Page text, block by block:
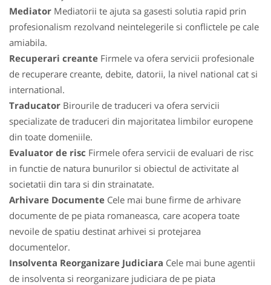
Mediator Mediatorii te ajuta sa gasesti solutia rapid prin
profesionalism rezolvand neintelegerile si conflictele pe cale
amiabila.
Recuperari creante Firmele va ofera servicii profesionale
de recuperare creante, debite, datorii, la nivel national cat si
international.
Traducator Birourile de traduceri va ofera servicii
specializate de traduceri din majoritatea limbilor europene
din toate domeniile.
Evaluator de risc Firmele ofera servicii de evaluari de risc
in functie de natura bunurilor si obiectul de activitate al
societatii din tara si din strainatate.
Arhivare Documente Cele mai bune firme de arhivare
documente de pe piata romaneasca, care acopera toate
nevoile de spatiu destinat arhivei si protejarea
documentelor.
Insolventa Reorganizare Judiciara Cele mai bune agentii
de insolventa si reorganizare judiciara de pe piata